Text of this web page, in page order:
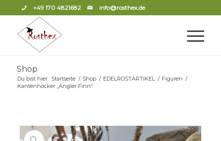
+49 170 4821682 info@rosthex.de
Shop
Du bist hier: Startseite / Shop / EDELROSTARTIKEL / Figuren /
Kantenhocker „Angler Finn“